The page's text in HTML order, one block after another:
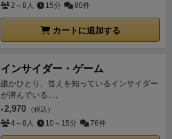
2～8人 15分 80件
カートに追加する
インサイダー・ゲーム
誰かひとり、答えを知っているインサイダー
が潜んでいる…。
¥ 2,970 （税込）
4～8人 10～15分 76件